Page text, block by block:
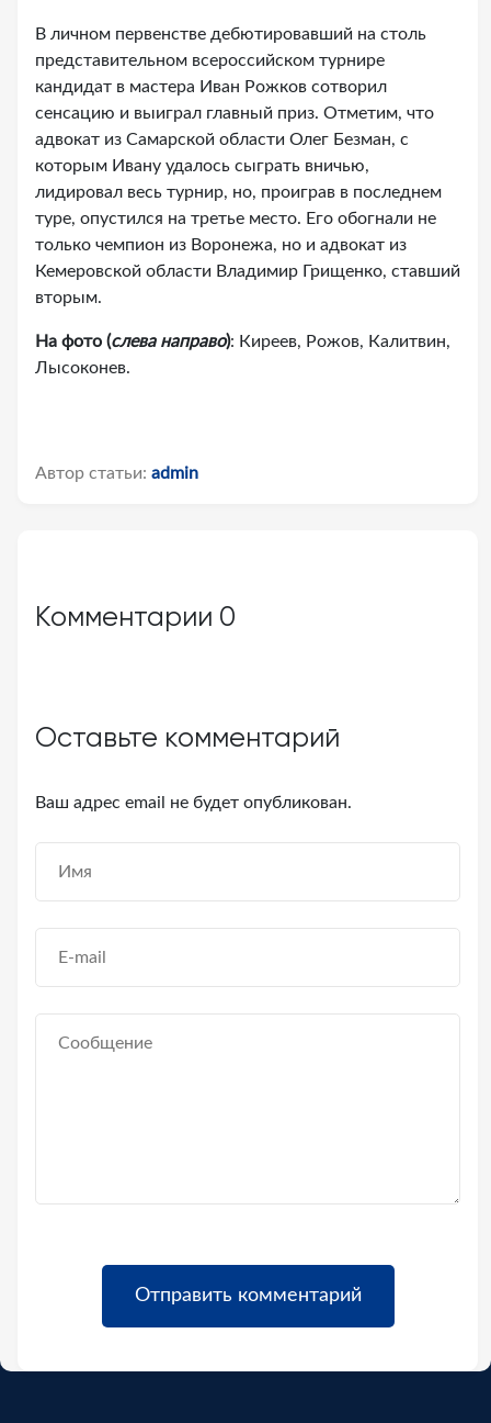
В личном первенстве дебютировавший на столь
представительном всероссийском турнире
кандидат в мастера Иван Рожков сотворил
сенсацию и выиграл главный приз. Отметим, что
адвокат из Самарской области Олег Безман, с
которым Ивану удалось сыграть вничью,
лидировал весь турнир, но, проиграв в последнем
туре, опустился на третье место. Его обогнали не
только чемпион из Воронежа, но и адвокат из
Кемеровской области Владимир Грищенко, ставший
вторым.
На фото (слева направо): Киреев, Рожов, Калитвин,
Лысоконев.
Автор статьи: admin
Комментарии 0
Оставьте комментарий
Ваш адрес email не будет опубликован.